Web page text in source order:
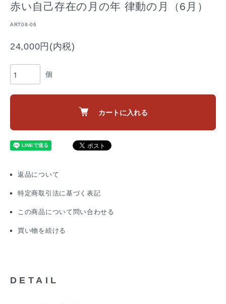
赤い自己存在の月の年 律動の月（6月）
ART08-06
24,000円(内税)
個
カートに入れる
返品について
特定商取引法に基づく表記
この商品について問い合わせる
買い物を続ける
DETAIL